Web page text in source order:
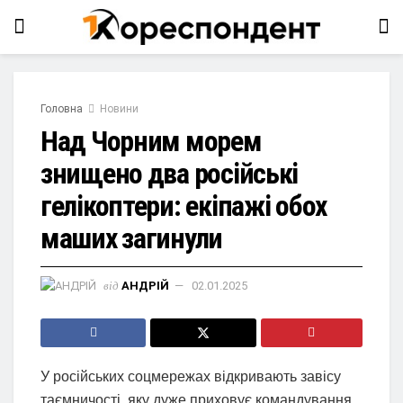
Головна Новини
Над Чорним морем
знищено два російські
гелікоптери: екіпажі обох
маших загинули
від АНДРІЙ 02.01.2025
У російських соцмережах відкривають завісу